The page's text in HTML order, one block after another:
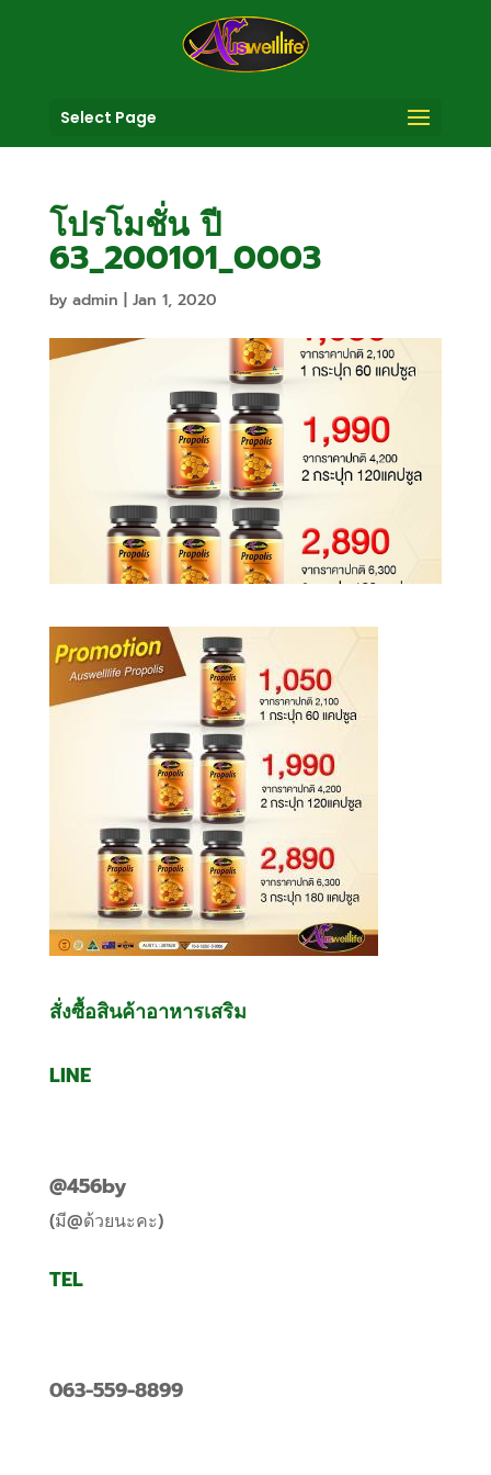
Select Page
โปรโมชั่น ปี
63_200101_0003
by admin Jan 1, 2020
สั่งซื้อสินค้าอาหารเสริม
LINE
@456by
(มี@ด้วยนะคะ)
TEL
063-559-8899